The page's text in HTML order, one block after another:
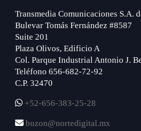
Transmedia Comunicaciones S.A.
Bulevar Tomás Fernández #8587
Suite 201
Plaza Olivos, Edificio A
Col. Parque Industrial Antonio J.
Teléfono 656-682-72-92
C.P. 32470
+52-656-383-25-28
buzon@nortedigital.mx